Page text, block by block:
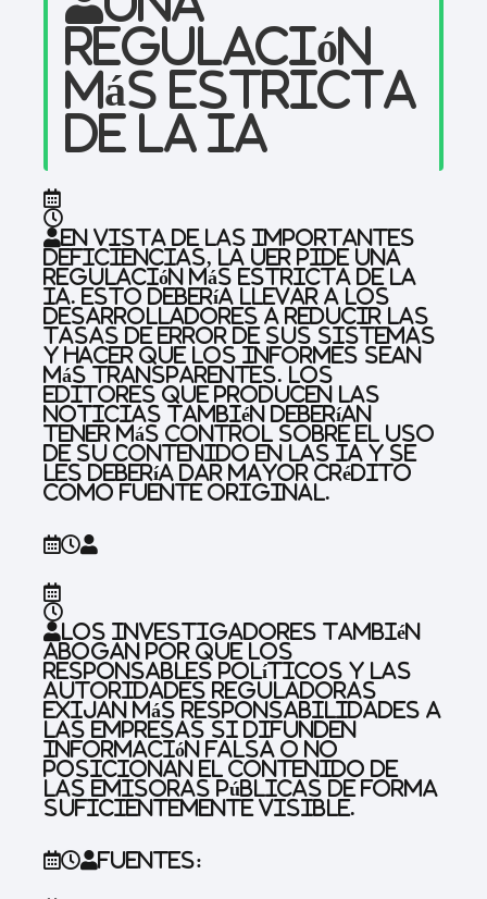
regulación
más estricta
de la IA
En vista de las importantes
deficiencias, la UER pide una
regulación más estricta de la
IA. Esto debería llevar a los
desarrolladores a reducir las
tasas de error de sus sistemas
y hacer que los informes sean
más transparentes. Los
editores que producen las
noticias también deberían
tener más control sobre el uso
de su contenido en las IA y se
les debería dar mayor crédito
como fuente original.
Los investigadores también
abogan por que los
responsables políticos y las
autoridades reguladoras
exijan más responsabilidades a
las empresas si difunden
información falsa o no
posicionan el contenido de
las emisoras públicas de forma
suficientemente visible.
Fuentes: